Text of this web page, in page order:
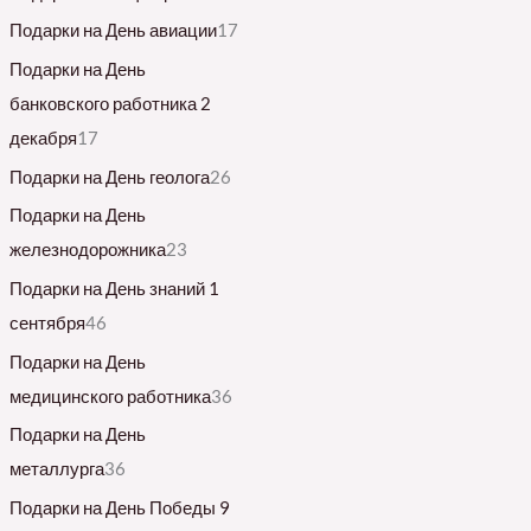
Подарки на День авиации17
Подарки на День
банковского работника 2
декабря17
Подарки на День геолога26
Подарки на День
железнодорожника23
Подарки на День знаний 1
сентября46
Подарки на День
медицинского работника36
Подарки на День
металлурга36
Подарки на День Победы 9